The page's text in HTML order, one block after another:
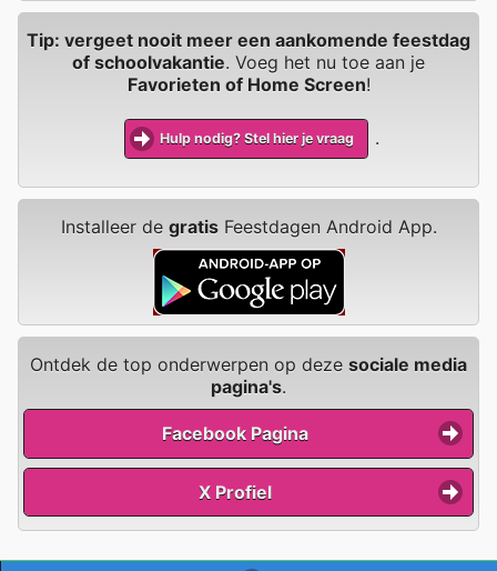
Tip: vergeet nooit meer een aankomende feestdag
of schoolvakantie. Voeg het nu toe aan je
Favorieten of Home Screen!
Hulp nodig? Stel hier je vraag .
Installeer de gratisFeestdagen Android App.
Ontdek de top onderwerpen op deze sociale media
pagina's.
Facebook Pagina
X Profiel